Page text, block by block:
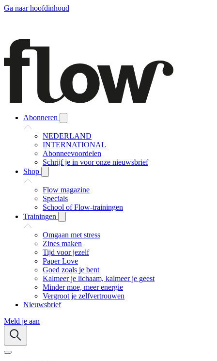
Ga naar hoofdinhoud
Abonneren
NEDERLAND
INTERNATIONAL
Abonneevoordelen
Schrijf je in voor onze nieuwsbrief
Shop
Flow magazine
Specials
School of Flow-trainingen
Trainingen
Omgaan met stress
Zines maken
Tijd voor jezelf
Paper Love
Goed zoals je bent
Kalmeer je lichaam, kalmeer je geest
Minder moe, meer energie
Vergroot je zelfvertrouwen
Nieuwsbrief
Meld je aan